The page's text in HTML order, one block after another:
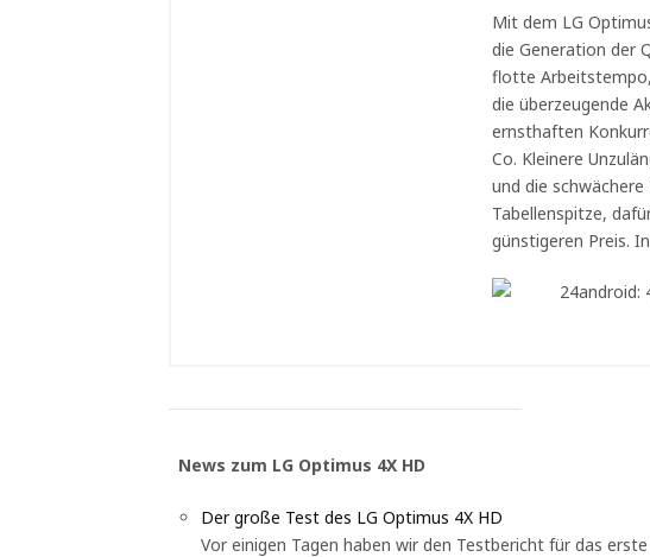
Mit dem LG
die Generation der
flotte
die überzeugende
ernsthaften
Co. Kleinere
und die
Tabellenspitze,
günstigeren Preis.
News zum LG Optimus 4X HD
Der große Test des LG Optimus 4X HD
Vor einigen Tagen haben wir den Testbericht für das